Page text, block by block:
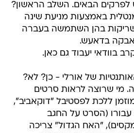
לפרקים הבאים. השלב הראשון?
באמצעות מניעת שינה
שריקות בהן השתמשה בעברה
בדאעש.
בוודאי יעבוד גם כאן.
של אורלי - כן? לא?
מי שרוצה לראות סרטים
ללכת לפסטיבל "דוקאביב",
עבורו (הסרט על החגב
"האח הגדול" צריכה